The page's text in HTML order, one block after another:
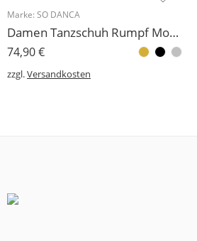
Marke: SO DANCA
Damen Tanzschuh Rumpf Modell BL116
74,90€
zzgl.Versandkosten